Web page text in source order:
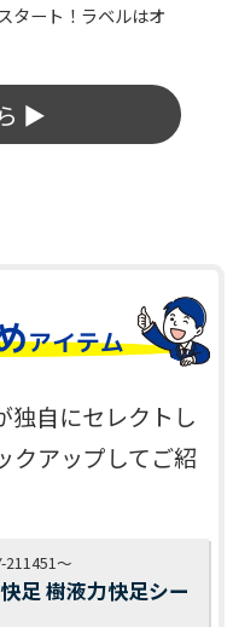
・茶色の中からお好
▶
アイテム
独自にセレクトし
クアップしてご紹
211451～
足 樹液力快足シー